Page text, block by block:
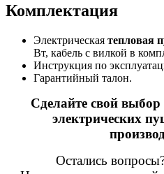
Комплектация
Электрическая тепловая
Вт, кабель с вилкой в
Инструкция по
Гарантийный талон.
Сделайте свой
электрических
Остались